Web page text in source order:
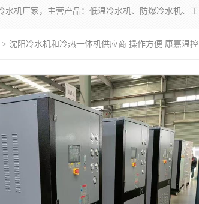
> 沈阳冷水机和冷热一体机供应商 操作方便 康嘉温控